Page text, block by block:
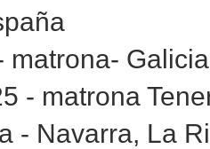
matrona- Galicia
- matrona
- Navarra, La